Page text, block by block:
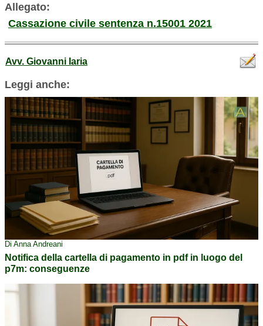
Allegato:
Cassazione civile sentenza n.15001 2021
Avv. Giovanni Iaria
Leggi anche:
Di Anna Andreani
Notifica della cartella di pagamento in pdf in luogo del
p7m: conseguenze